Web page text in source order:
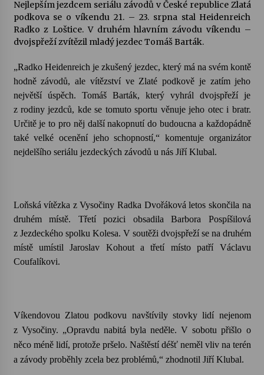
šedesátka: 28. 7.–1. 8. 2026
28. 7. 2026
Letní koncerty ve Stromovce: Kolchoz a
28. 7. 2026
Votavžatský ploty
23. 7. 2026
Letní koncerty ve Stromovce: Rufus Miller
Vysočinka
17. 7. 2026
Za kulturou kousek za Humpolec. V Želivě ožije
odkaz Josefa Čapka
Nejlepším jezdcem seriálu závodů v České republice Zlatá
podkova se o víkendu 21. – 23. srpna stal Heidenreich
Radko z Loštice. V druhém hlavním závodu víkendu –
dvojspřeží zvítězil mladý jezdec Tomáš Barták.
„Radko Heidenreich je zkušený jezdec, který má na svém kontě
hodně závodů, ale vítězství ve Zlaté podkově je zatím jeho
největší úspěch. Tomáš Barták, který vyhrál dvojspřeží je
z rodiny jezdců, kde se tomuto sportu věnuje jeho otec i bratr.
Určitě je to pro něj další nakopnutí do budoucna a každopádně
také velké ocenění jeho schopností,“ komentuje organizátor
nejdelšího seriálu jezdeckých závodů u nás Jiří Klubal.
Loňská vítězka z Vysočiny Radka Dvořáková letos skončila na
druhém místě. Třetí pozici obsadila Barbora Pospíšilová
z Jezdeckého spolku Kolesa. V soutěži dvojspřeží se na druhém
místě umístil Jaroslav Kohout a třetí místo patří Václavu
Coufalíkovi.
Víkendovou Zlatou podkovu navštívily stovky lidí nejenom
z Vysočiny. „Opravdu nabitá byla neděle. V sobotu přišlo o
něco méně lidí, protože pršelo. Naštěstí déšť neměl vliv na terén
a závody proběhly zcela bez problémů,“ zhodnotil Jiří Klubal.